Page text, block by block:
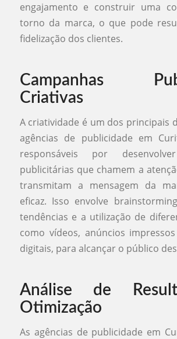
engajamento e construir uma
torno da marca, o que pode
fidelização dos clientes.
Campanhas
Criativas
A criatividade é um dos principais
agências de publicidade em
responsáveis por
publicitárias que chamem a
transmitam a mensagem da
eficaz. Isso envolve
tendências e a utilização de
como vídeos, anúncios
digitais, para alcançar o público
Análise de
Otimização
As agências de publicidade em